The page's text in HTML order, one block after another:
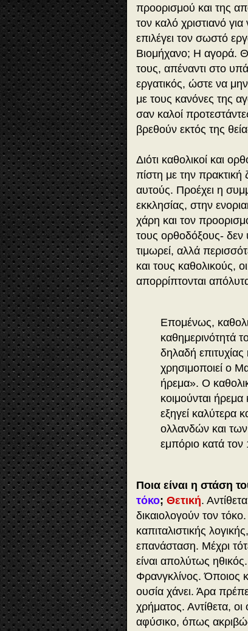
προορισμού και της
τον καλό χριστιανό
επιλέγει τον σωστό
Βιομήχανο; Η αγορά.
τους, απέναντι στο
εργατικός, ώστε να
με τους κανόνες της
σαν καλοί
βρεθούν εκτός της
Διότι καθολικοί και
πίστη με την πρακτική
αυτούς. Προέχει η
εκκλησίας, στην
χάρη και τον
τους ορθοδόξους- δεν
τιμωρεί, αλλά
και τους καθολικούς,
απορρίπτονται
Επομένως,
καθημερινότητά
δηλαδή
χρησιμοποιεί ο
ήρεμα». Ο
κοιμούνται
εξηγεί καλύτερα
ολλανδών και
εμπόριο κατά
Ποια είναι η στάση
τόκο; Θετική.
δικαιολογούν τον
καπιταλιστικής
επανάσταση. Μέχρι
είναι απολύτως
Φρανγκλίνος. Όποιος
ουσία χάνει. Άρα
χρήματος. Αντίθετα,
αφύσικο, όπως